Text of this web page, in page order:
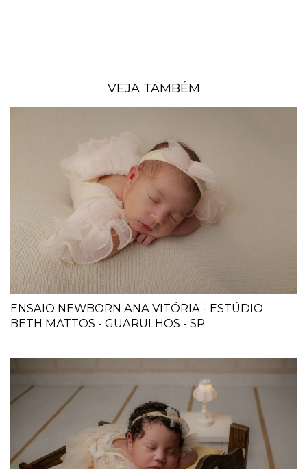
VEJA TAMBÉM
ENSAIO NEWBORN ANA VITÓRIA - ESTÚDIO
BETH MATTOS - GUARULHOS - SP